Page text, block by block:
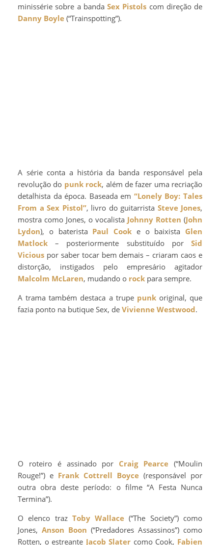
minissérie sobre a banda Sex Pistols com direção de
Danny Boyle (“Trainspotting”).
A série conta a história da banda responsável pela
revolução do punk rock, além de fazer uma recriação
detalhista da época. Baseada em “Lonely Boy: Tales
From a Sex Pistol”, livro do guitarrista Steve Jones,
mostra como Jones, o vocalista Johnny Rotten (John
Lydon), o baterista Paul Cook e o baixista Glen
Matlock – posteriormente substituído por Sid
Vicious por saber tocar bem demais – criaram caos e
distorção, instigados pelo empresário agitador
Malcolm McLaren, mudando o rock para sempre.
A trama também destaca a trupe punkoriginal, que
fazia ponto na butique Sex, de Vivienne Westwood.
O roteiro é assinado por Craig Pearce (“Moulin
Rouge!”) e Frank Cottrell Boyce (responsável por
outra obra deste período: o filme “A Festa Nunca
Termina”).
O elenco traz Toby Wallace (“The Society”) como
Jones, Anson Boon (“Predadores Assassinos”) como
Rotten, o estreante Jacob Slater como Cook, Fabien